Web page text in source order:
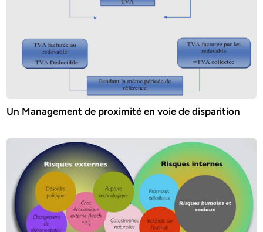
Un Management de proximité en voie de disparition